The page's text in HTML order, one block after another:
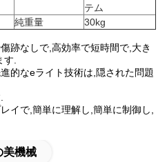
テム
純重量
30kg
跡なしで,高効率で短時間で,大き
.
的なeライト技術は,隠された問題
イで,簡単に理解し,簡単に制御し,
美機械